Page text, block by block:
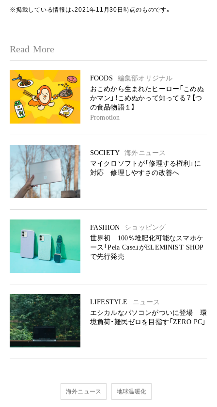
※掲載している情報は、2021年11月30日時点のものです。
Read More
FOODS
編集部オリジナル
おこめから生まれたヒーロー「こめぬ
かマン」！こめぬかって知ってる？【つ
の食品物語１】
Promotion
SOCIETY
海外ニュース
マイクロソフトが「修理する権利」に
対応 修理しやすさの改善へ
FASHION
ショッピング
世界初 100％堆肥化可能なスマホケ
ース「Pela Case」がELEMINIST SHOP
で先行発売
LIFESTYLE
ニュース
エシカルなパソコンがついに登場 環
境負荷・難民ゼロを目指す「ZERO PC」
海外ニュース 地球温暖化